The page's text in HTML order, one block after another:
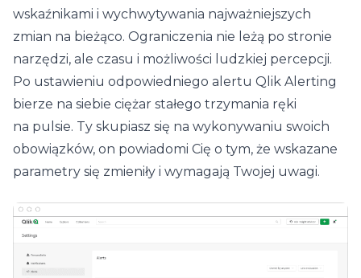
wskaźnikami i wychwytywania najważniejszych
zmian na bieżąco. Ograniczenia nie leżą po stronie
narzędzi, ale czasu i możliwości ludzkiej percepcji.
Po ustawieniu odpowiedniego alertu Qlik Alerting
bierze na siebie ciężar stałego trzymania ręki
na pulsie. Ty skupiasz się na wykonywaniu swoich
obowiązków, on powiadomi Cię o tym, że wskazane
parametry się zmieniły i wymagają Twojej uwagi.